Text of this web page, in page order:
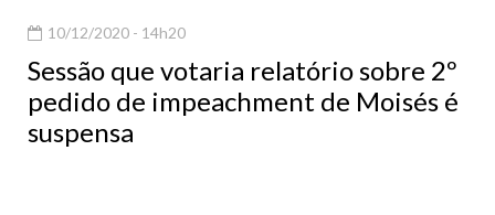
10/12/2020 - 14h20
Sessão que votaria relatório sobre 2º
pedido de impeachment de Moisés é
suspensa